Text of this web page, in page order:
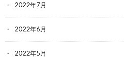
2022年7月
2022年6月
2022年5月